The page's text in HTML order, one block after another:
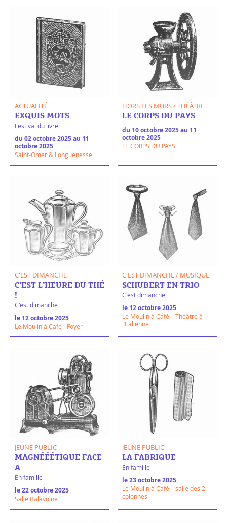
ACTUALITÉ
EXQUIS MOTS
Festival du livre
du 02 octobre 2025 au 11
octobre 2025
Saint-Omer & Longuenesse
HORS LES MURS / THÉÂTRE
LE CORPS DU PAYS
du 10 octobre 2025 au 11
octobre 2025
LE CORPS DU PAYS
C'EST DIMANCHE
C’EST L’HEURE DU THÉ
!
C'est dimanche
le 12 octobre 2025
Le Moulin à Café - Foyer
C'EST DIMANCHE / MUSIQUE
SCHUBERT EN TRIO
C'est dimanche
le 12 octobre 2025
Le Moulin à Café – Théâtre à
l’Italienne
JEUNE PUBLIC
MAGNÉÉÉTIQUE FACE
A
En famille
le 22 octobre 2025
Salle Balavoine
JEUNE PUBLIC
LA FABRIQUE
En famille
le 23 octobre 2025
Le Moulin à Café – salle des 2
colonnes